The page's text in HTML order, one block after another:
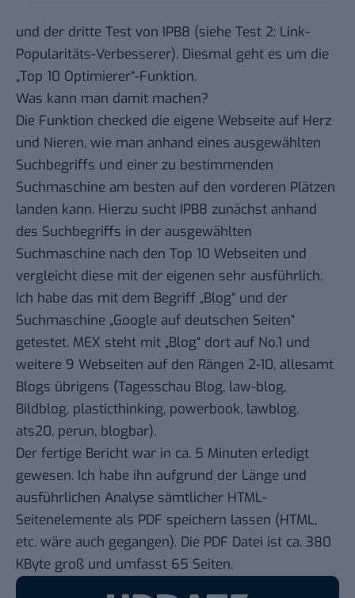
und der dritte Test von IPB8 (siehe Test 2: Link-
Popularitäts-Verbesserer). Diesmal geht es um die
„Top 10 Optimierer“-Funktion.
Was kann man damit machen?
Die Funktion checked die eigene Webseite auf Herz
und Nieren, wie man anhand eines ausgewählten
Suchbegriffs und einer zu bestimmenden
Suchmaschine am besten auf den vorderen Plätzen
landen kann. Hierzu sucht IPB8 zunächst anhand
des Suchbegriffs in der ausgewählten
Suchmaschine nach den Top 10 Webseiten und
vergleicht diese mit der eigenen sehr ausführlich.
Ich habe das mit dem Begriff „Blog“ und der
Suchmaschine „Google auf deutschen Seiten“
getestet. MEX steht mit „Blog“ dort auf No.1 und
weitere 9 Webseiten auf den Rängen 2-10, allesamt
Blogs übrigens (Tagesschau Blog, law-blog,
Bildblog, plasticthinking, powerbook, lawblog,
ats20, perun, blogbar).
Der fertige Bericht war in ca. 5 Minuten erledigt
gewesen. Ich habe ihn aufgrund der Länge und
ausführlichen Analyse sämtlicher HTML-
Seitenelemente als PDF speichern lassen (HTML,
etc. wäre auch gegangen). Die PDF Datei ist ca. 380
KByte groß und umfasst 65 Seiten.